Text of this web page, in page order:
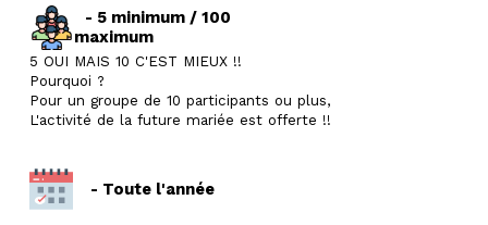
- 5 minimum / 100
maximum
5 OUI MAIS 10 C'EST MIEUX !!
Pourquoi ?
Pour un groupe de 10 participants ou plus,
L'activité de la future mariée est offerte !!
- Toute l'année